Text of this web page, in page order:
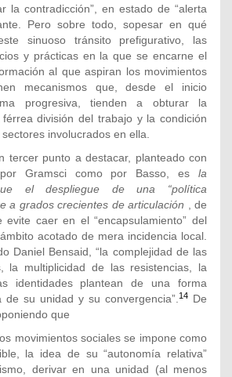
la contradicción”, en estado de “alerta
Pero sobre todo, sopesar en qué
sinuoso tránsito prefigurativo, las
y prácticas en la que se encarne el
al que aspiran los movimientos
mecanismos que, desde el inicio
progresiva, tienden a obturar la
división del trabajo y la condición
involucrados en ella.
tercer punto a destacar, planteado con
Gramsci como por Basso, es la
el despliegue de una “política
a grados crecientes de articulación , de
caer en el “encapsulamiento” del
acotado de mera incidencia local.
Daniel Bensaid, “la complejidad de las
la multiplicidad de las resistencias, la
identidades plantean de una forma
de su unidad y su convergencia”. 14 De
que
movimientos sociales se impone como
la idea de su “autonomía relativa”
derivar en una unidad (al menos